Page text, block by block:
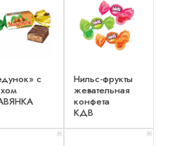
с
Нильс-фрукты
жевательная
конфета
КДВ
x 1 x 1